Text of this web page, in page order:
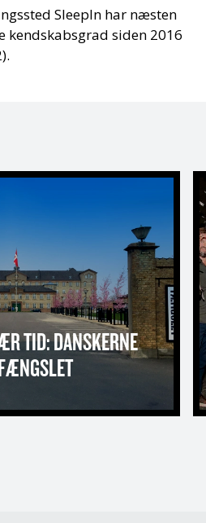
SleepIn har næsten
siden 2016
Danskerne sætter pris på
TID: DANSKERNE